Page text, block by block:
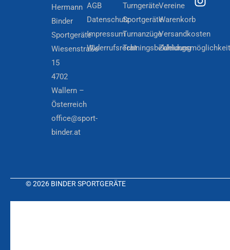
Hermann
Binder
Sportgeräte
Wiesenstraße
15
4702
Wallern –
Österreich
office@sport-
binder.at
AGB
Datenschutz
Impressum
Widerrufsrecht
Turngeräte
Sportgeräte
Turnanzüge
Trainingsbekleidung
Vereine
Warenkorb
Versandkosten
© 2026 BINDER SPORTGERÄTE